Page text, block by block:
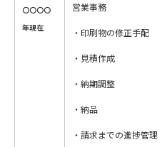
〇〇〇〇
年現在
営業事務
・印刷物の修正⼿配
・⾒積作成
・納期調整
・納品
・請求までの進捗管理